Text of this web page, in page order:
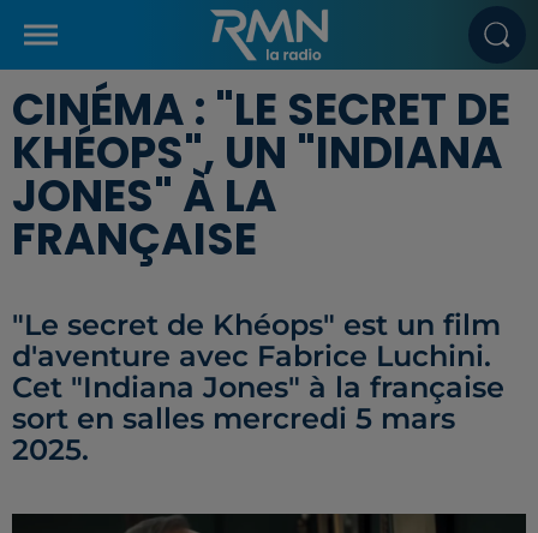
CINÉMA : "LE SECRET DE
KHÉOPS", UN "INDIANA
JONES" À LA
FRANÇAISE
"Le secret de Khéops" est un film
d'aventure avec Fabrice Luchini.
Cet "Indiana Jones" à la française
sort en salles mercredi 5 mars
2025.